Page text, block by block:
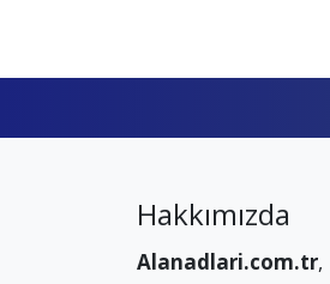
Hakkımızda
Alanadlari.com.tr